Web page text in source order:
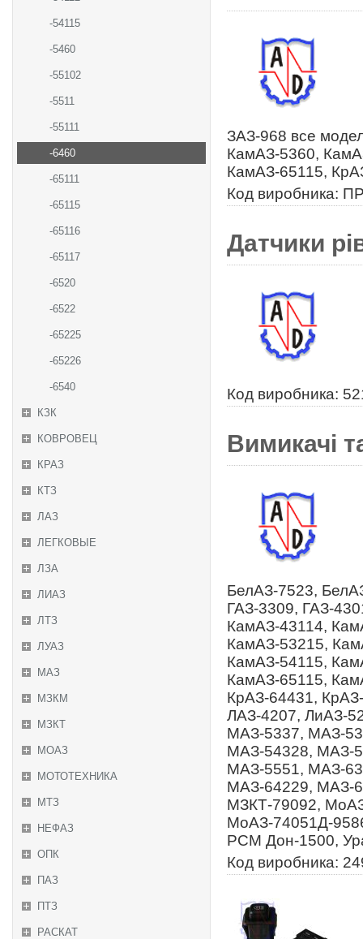
-54115
-5460
-55102
-5511
-55111
-6460
-65111
-65115
-65116
-65117
-6520
-6522
-65225
-65226
-6540
КЗК
КОВРОВЕЦ
КРАЗ
КТЗ
ЛАЗ
ЛЕГКОВЫЕ
ЛЗА
ЛИАЗ
ЛТЗ
ЛУАЗ
МАЗ
МЗКМ
МЗКТ
МОАЗ
МОТОТЕХНИКА
МТЗ
НЕФАЗ
ОПК
ПАЗ
ПТЗ
РАСКАТ
ЗАЗ-968 все
КамАЗ-5360,
КамАЗ-65115,
Код виробника:
Датчики
Код виробника:
Вимикачі
БелАЗ-7523,
ГАЗ-3309, ГАЗ-
КамАЗ-43114,
КамАЗ-53215,
КамАЗ-54115,
КамАЗ-65115,
КрАЗ-64431,
ЛАЗ-4207, ЛиАЗ-
МАЗ-5337, МАЗ-
МАЗ-54328, МАЗ-
МАЗ-5551, МАЗ-
МАЗ-64229, МАЗ-
МЗКТ-79092,
МоАЗ-74051Д-
РСМ Дон-1500,
Код виробника: